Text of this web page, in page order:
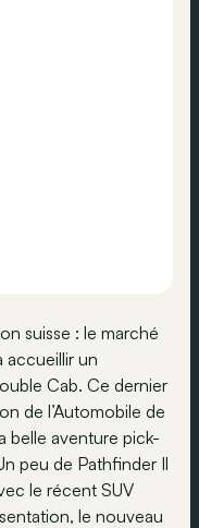
suisse : le marché
accueillir un
Cab. Ce dernier
de l’Automobile de
belle aventure pick-
peu de Pathfinder Il
le récent SUV
le nouveau